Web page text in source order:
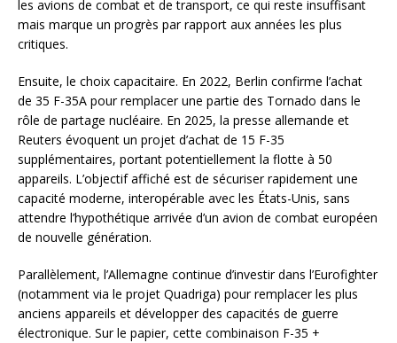
les avions de combat et de transport, ce qui reste insuffisant
mais marque un progrès par rapport aux années les plus
critiques.
Ensuite, le choix capacitaire. En 2022, Berlin confirme l’achat
de 35 F-35A pour remplacer une partie des Tornado dans le
rôle de partage nucléaire. En 2025, la presse allemande et
Reuters évoquent un projet d’achat de 15 F-35
supplémentaires, portant potentiellement la flotte à 50
appareils. L’objectif affiché est de sécuriser rapidement une
capacité moderne, interopérable avec les États-Unis, sans
attendre l’hypothétique arrivée d’un avion de combat européen
de nouvelle génération.
Parallèlement, l’Allemagne continue d’investir dans l’Eurofighter
(notamment via le projet Quadriga) pour remplacer les plus
anciens appareils et développer des capacités de guerre
électronique. Sur le papier, cette combinaison F-35 +